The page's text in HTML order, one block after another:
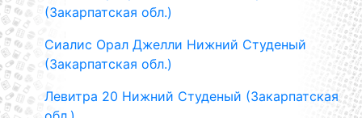
(Закарпатская обл.)
Сиалис Орал Джелли Нижний Студеный
(Закарпатская обл.)
Левитра 20 Нижний Студеный (Закарпатская